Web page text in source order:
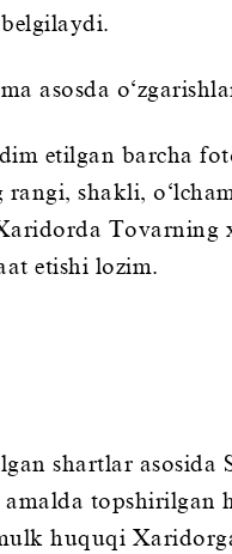
asosda
etilgan barcha
shakli,
Tovarning
etishi lozim.
shartlar
topshirilgan
huquqi